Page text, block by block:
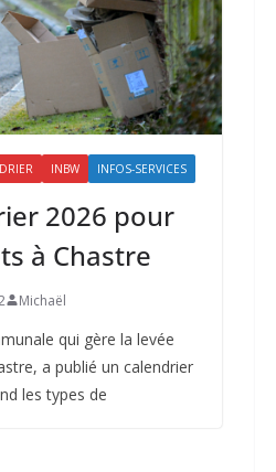
INBW INFOS-SERVICES
2026 pour
à Chastre
Michaël
qui gère la levée
a publié un calendrier
les types de